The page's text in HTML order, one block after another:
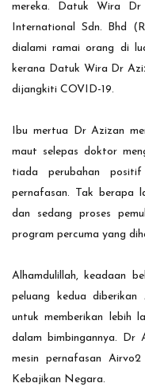
mereka. Datuk Wira Dr
International Sdn. Bhd
dialami ramai orang di
kerana Datuk Wira Dr
dijangkiti COVID-19.
Ibu mertua Dr Azizan
maut selepas doktor
tiada perubahan positif
pernafasan. Tak berapa
dan sedang proses
program percuma yang
Alhamdulillah, keadaan
peluang kedua
untuk memberikan lebih
dalam bimbingannya. Dr
mesin pernafasan
Kebajikan Negara.